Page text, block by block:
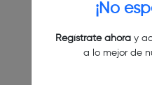
¡No
Regístrate ahoray
a lo mejor de